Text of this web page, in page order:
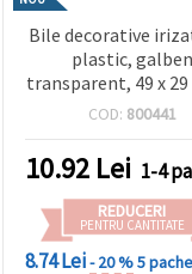
Bile decorative
plastic, galben
transparent, 49 x 29
Set 12 bucăți –
aranjamente
proiecte DIY/
COD: 800441
10.92 Lei 1-4
REDUCERI
PENTRU CANTITATE
8.74 Lei- 20 %5